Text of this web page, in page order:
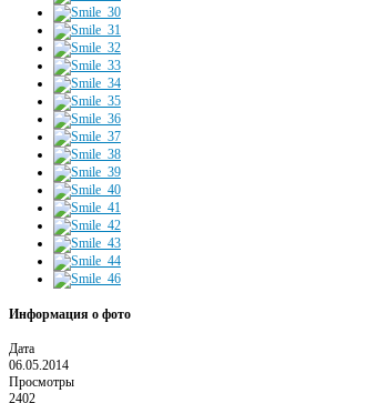
Информация о фото
Дата
06.05.2014
Просмотры
2402